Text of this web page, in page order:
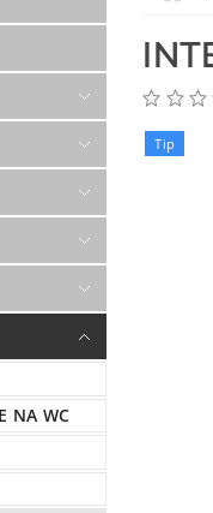
KONTAKT
NA WC
Tip